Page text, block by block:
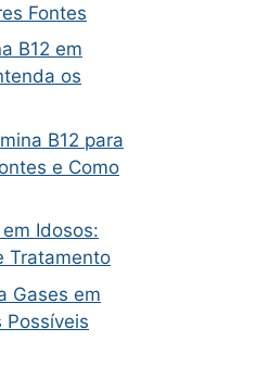
Fontes
B12 em
os
B12 para
e Como
Idosos:
Tratamento
Gases em
Possíveis